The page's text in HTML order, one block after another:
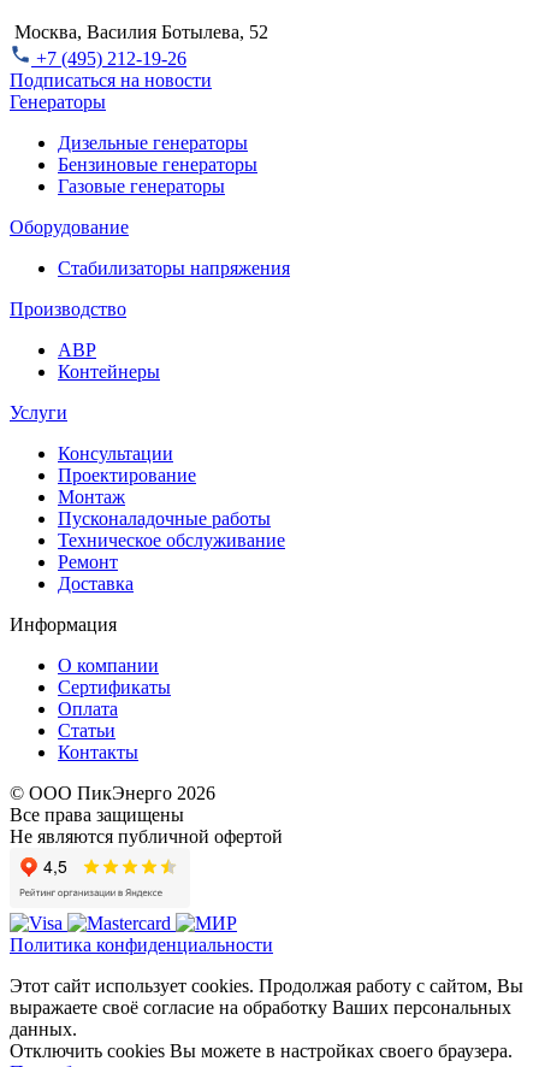
Москва, Василия Ботылева, 52
+7 (495) 212-19-26
Подписаться на новости
Генераторы
Дизельные генераторы
Бензиновые генераторы
Газовые генераторы
Оборудование
Стабилизаторы напряжения
Производство
АВР
Контейнеры
Услуги
Консультации
Проектирование
Монтаж
Пусконаладочные работы
Техническое обслуживание
Ремонт
Доставка
Информация
О компании
Сертификаты
Оплата
Статьи
Контакты
© ООО ПикЭнерго 2026
Все права защищены
Не являются публичной офертой
Политика конфиденциальности
Этот сайт использует cookies. Продолжая работу с сайтом, Вы
выражаете своё согласие на обработку Ваших персональных
данных.
Отключить cookies Вы можете в настройках своего браузера.